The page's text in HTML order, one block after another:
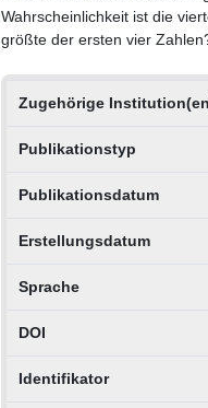
Wahrscheinlichkeit ist die
größte der ersten vier
Zugehörige
Publikationstyp
Publikationsdatum
Erstellungsdatum
Sprache
DOI
Identifikator